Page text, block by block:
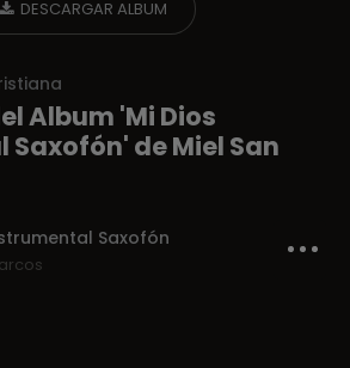
DESCARGAR ALBUM
Album 'Mi Dios
de Miel San
Saxofón